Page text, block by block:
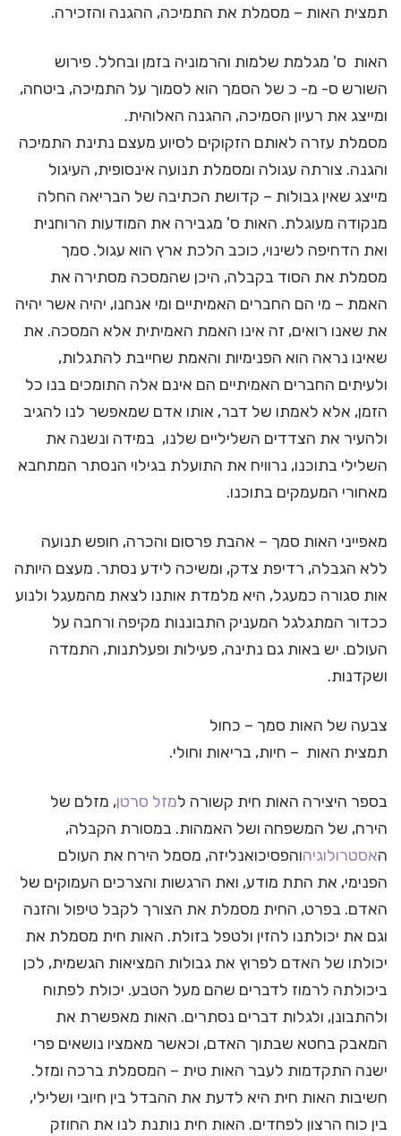
תמצית האות – מסמלת את התמיכה, ההגנה והזכירה.
האות ס' מגלמת שלמות והרמוניה בזמן ובחלל. פירוש
השורש ס- מ- כ של הסמך הוא לסמוך על התמיכה, ביטחה,
ומייצג את רעיון הסמיכה, ההגנה האלוהית.
מסמלת עזרה לאותם הזקוקים לסיוע מעצם נתינת התמיכה
והגנה. צורתה עגולה ומסמלת תנועה אינסופית, העיגול
מייצג שאין גבולות – קדושת הכתיבה של הבריאה החלה
מנקודה מעוגלת. האות ס' מגבירה את המודעות הרוחנית
ואת הדחיפה לשינוי, כוכב הלכת ארץ הוא עגול. סמך
מסמלת את הסוד בקבלה, היכן שהמסכה מסתירה את
האמת – מי הם החברים האמיתיים ומי אנחנו, יהיה אשר יהיה
את שאנו רואים, זה אינו האמת האמיתית אלא המסכה. את
שאינו נראה הוא הפנימיות והאמת שחייבת להתגלות,
ולעיתים החברים האמיתיים הם אינם אלה התומכים בנו כל
הזמן, אלא לאמתו של דבר, אותו אדם שמאפשר לנו להגיב
ולהעיר את הצדדים השליליים שלנו, במידה ונשנה את
השלילי בתוכנו, נרוויח את התועלת בגילוי הנסתר המתחבא
מאחורי המעמקים בתוכנו.
מאפייני האות סמך – אהבת פרסום והכרה, חופש תנועה
ללא הגבלה, רדיפת צדק, ומשיכה לידע נסתר. מעצם היותה
אות סגורה כמעגל, היא מלמדת אותנו לצאת מהמעגל ולנוע
ככדור המתגלגל המעניק התבוננות מקיפה ורחבה על
העולם. יש באות גם נתינה, פעילות ופעלתנות, התמדה
ושקדנות.
צבעה של האות סמך – כחול
תמצית האות – חיות, בריאות וחולי.
בספר היצירה האות חית קשורה למזל סרטן, מזלם של
הירח, של המשפחה ושל האמהות. במסורת הקבלה,
האסטרולוגיהוהפסיכואנליזה, מסמל הירח את העולם
הפנימי, את התת מודע, ואת הרגשות והצרכים העמוקים של
האדם. בפרט, החית מסמלת את הצורך לקבל טיפול והזנה
וגם את יכולתנו להזין ולטפל בזולת. האות חית מסמלת את
יכולתו של האדם לפרוץ את גבולות המציאות הגשמית, לכן
ביכולתה לרמוז לדברים שהם מעל הטבע. יכולת לפתוח
ולהתבונן, ולגלות דברים נסתרים. האות מאפשרת את
המאבק בחטא שבתוך האדם, וכאשר מאמציו נושאים פרי
ישנה התקדמות לעבר האות טית – המסמלת ברכה ומזל.
חשיבות האות חית היא לדעת את ההבדל בין חיובי ושלילי,
בין כוח הרצון לפחדים. האות חית נותנת לנו את החוזק